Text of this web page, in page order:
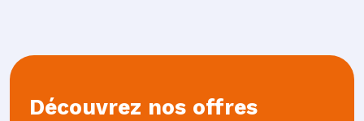
Découvrez nos offres